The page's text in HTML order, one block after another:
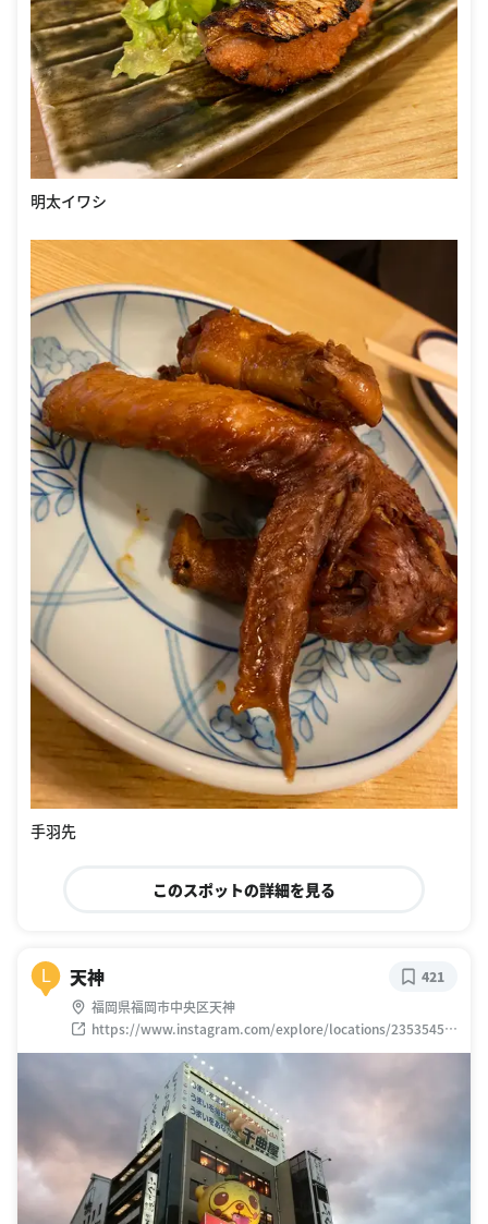
明太イワシ
手羽先
このスポットの詳細を見る
L 天神
福岡県福岡市中央区天神
https://www.instagram.com/explore/locations/23535450
1
421